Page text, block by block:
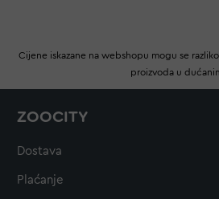
Cijene iskazane na webshopu mogu se
proizvoda u
ZOOCITY
Dostava
Plaćanje